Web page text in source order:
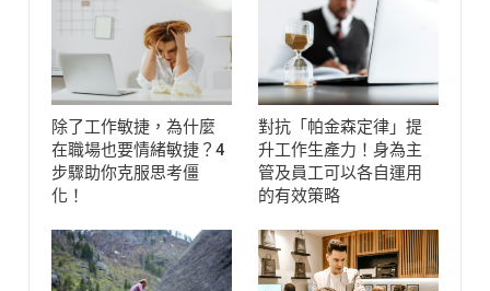
除了工作敏捷，為什麼
在職場也要情緒敏捷？4
步驟助你克服思考僵
化！
對抗「帕金森定律」提
升工作生產力！身為主
管及員工可以各自運用
的有效策略